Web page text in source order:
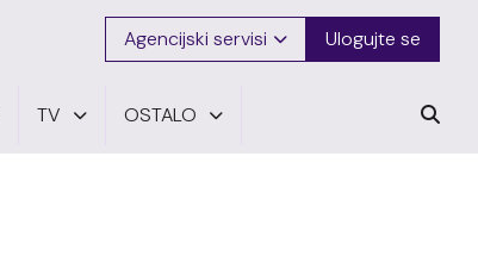
Agencijski servisi Ulogujte se
TV OSTALO